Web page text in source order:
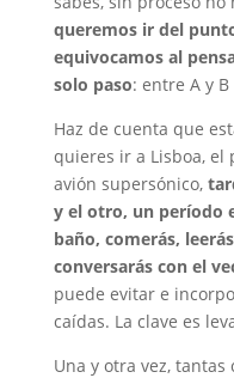
queremos ir del
equivocamos al
solo paso: entre A y B
Haz de cuenta que
quieres ir a Lisboa, el
avión supersónico,
y el otro, un período
baño, comerás,
conversarás con el
puede evitar e
caídas. La clave es
Una y otra vez, tantas